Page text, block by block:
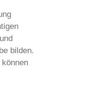
bilden.